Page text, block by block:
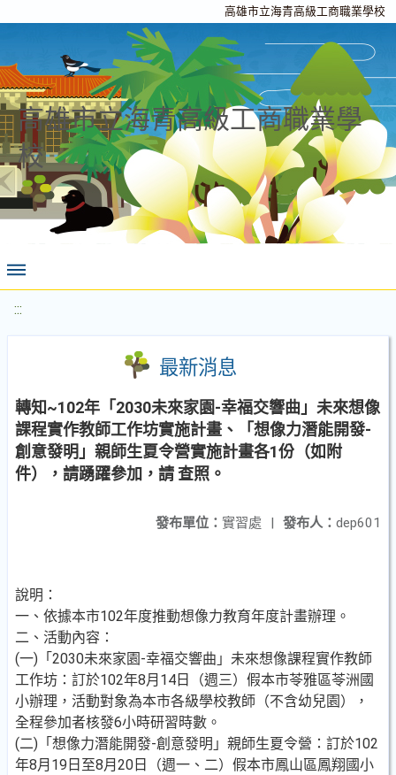
高雄市立海青高級工商職業學校
高雄市立海青高級工商職業學
校
:::
最新消息
轉知~102年「2030未來家園-幸福交響曲」未來想像
課程實作教師工作坊實施計畫、「想像力潛能開發-
創意發明」親師生夏令營實施計畫各1份（如附
件），請踴躍參加，請 查照。
發布人： dep601
發布單位： 實習處 |
說明：
一、依據本市102年度推動想像力教育年度計畫辦理。
二、活動內容：
(一)「2030未來家園-幸福交響曲」未來想像課程實作教師
工作坊：訂於102年8月14日（週三）假本市苓雅區苓洲國
小辦理，活動對象為本市各級學校教師（不含幼兒園），
全程參加者核發6小時研習時數。
(二)「想像力潛能開發-創意發明」親師生夏令營：訂於102
年8月19日至8月20日（週一、二）假本市鳳山區鳳翔國小